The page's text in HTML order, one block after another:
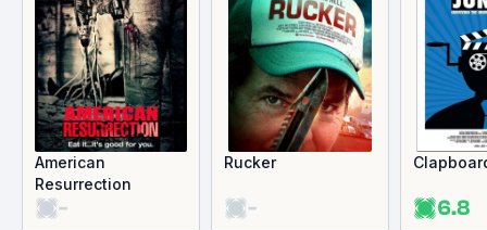
American
Resurrection
-
Rucker
- 6.8